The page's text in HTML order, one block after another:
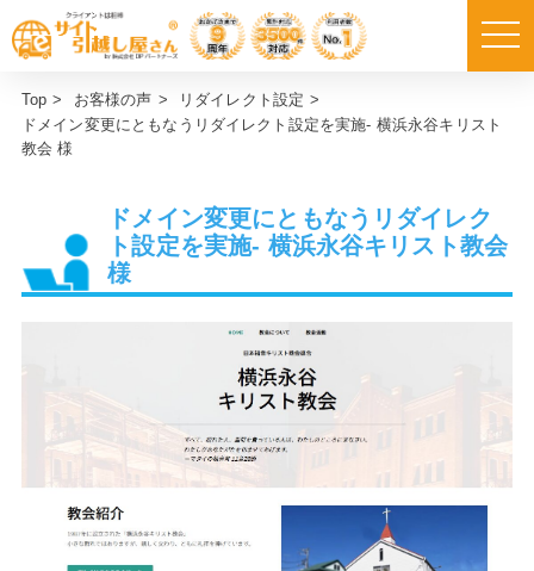
Top > お客様の声 > リダイレクト設定 >
ドメイン変更にともなうリダイレクト設定を実施- 横浜永谷キリスト
教会 様
ドメイン変更にともなうリダイレク
ト設定を実施- 横浜永谷キリスト教会
様